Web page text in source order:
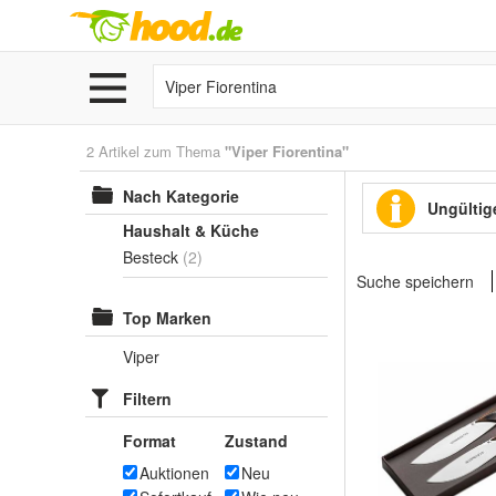
2 Artikel zum Thema "Viper Fiorentina"
Nach Kategorie
Haushalt & Küche
Besteck (2)
Top Marken
Viper
Filtern
Format
Auktionen
Zustand
Neu
Suche speichern